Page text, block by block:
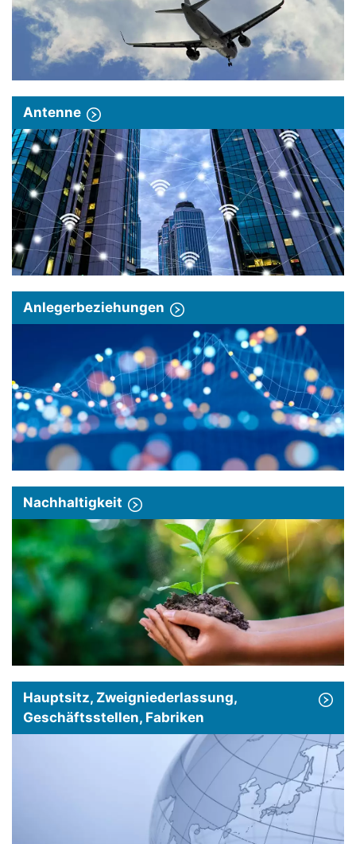
Antenne
Anlegerbeziehungen
Nachhaltigkeit
Hauptsitz, Zweigniederlassung,
Geschäftsstellen, Fabriken